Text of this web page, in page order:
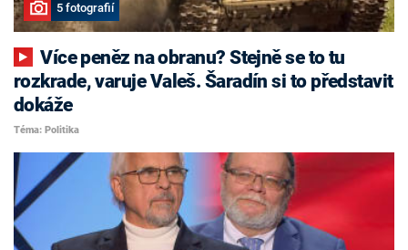
5 fotografií
Více peněz na obranu? Stejně se to tu
rozkrade, varuje Valeš. Šaradín si to představit
dokáže
Téma: Politika